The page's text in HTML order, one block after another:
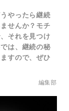
やったら継続
せんか？モチ
それを見つけ
は、継続の秘
すので、ぜひ
編集部